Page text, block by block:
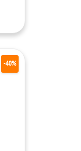
-40%